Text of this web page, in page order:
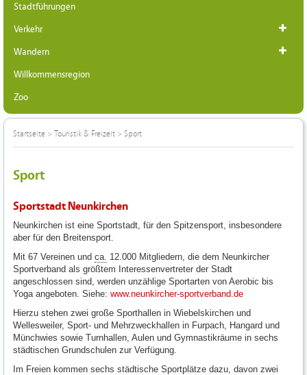
Stadtführungen
Verkehr
Wandern
Willkommensregion
Zoo
Startseite > Touristik & Freizeit > Sport
Sport
Sportstadt Neunkirchen
Neunkirchen ist eine Sportstadt, für den Spitzensport, insbesondere
aber für den Breitensport.
Mit 67 Vereinen und ca. 12.000 Mitgliedern, die dem Neunkircher
Sportverband als größtem Interessenvertreter der Stadt
angeschlossen sind, werden unzählige Sportarten von Aerobic bis
Yoga angeboten. Siehe: www.neunkircher-sportverband.de
Hierzu stehen zwei große Sporthallen in Wiebelskirchen und
Wellesweiler, Sport- und Mehrzweckhallen in Furpach, Hangard und
Münchwies sowie Turnhallen, Aulen und Gymnastikräume in sechs
städtischen Grundschulen zur Verfügung.
Im Freien kommen sechs städtische Sportplätze dazu, davon zwei